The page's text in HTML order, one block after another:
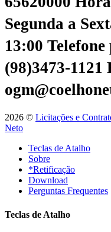
Segunda a
13:00
(98)3473-1121
2026 © Licitações e
Neto
Teclas de Atalho
Sobre
*Retificação
Download
Perguntas Frequentes
Teclas de Atalho